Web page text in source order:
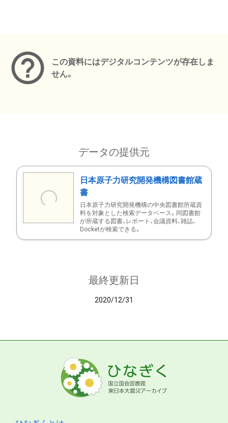
この資料にはデジタルコンテンツが存在しま
せん。
データの提供元
日本原子力研究開発機構図書館蔵
書
日本原子力研究開発機構の中央図書館所蔵資
料を対象とした検索データベース。同図書館
が所蔵する図書、レポート、会議資料、雑誌、
Docketが検索できる。
最終更新日
2020/12/31